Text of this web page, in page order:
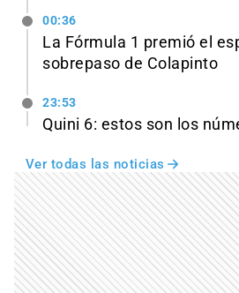
00:36
La Fórmula 1 premió el
sobrepaso de Colapinto
23:53
Quini 6: estos son los
Ver todas las noticias